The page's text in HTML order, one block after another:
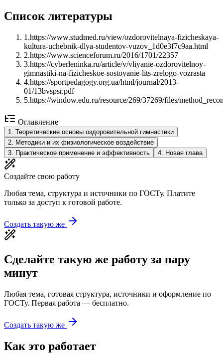
Список литературы
1 .https://www.studmed.ru/view/ozdorovitelnaya-fizicheskaya-
kultura-uchebnik-dlya-studentov-vuzov_1d0e3f7c9aa.html
2.https://www.scienceforum.ru/2016/1701/22357
3.https://cyberleninka.ru/article/v/vliyanie-ozdorovitelnoy-
gimnastiki-na-fizicheskoe-sostoyanie-lits-zrelogo-vozrasta
4.https://sportpedagogy.org.ua/html/journal/2013-
01/13bvspsr.pdf
5.https://window.edu.ru/resource/269/37269/files/
Оглавление
1
Теоретические основы оздоровительной гимнастики
2
Методики и их физиологическое воздействие
3
Практическое применение и эффективность 4 Новая глава
Создайте свою работу
Любая тема, структура и источники по ГОСТу. Платите
только за доступ к готовой работе.
Создать такую же
Сделайте такую же работу за пару
минут
Любая тема, готовая структура, источники и оформление по
ГОСТу. Первая работа — бесплатно.
Создать такую же
Как это работает